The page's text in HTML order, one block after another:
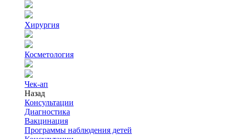
Хирургия
Косметология
Чек-ап
Назад
Консультации
Диагностика
Вакцинация
Программы наблюдения детей